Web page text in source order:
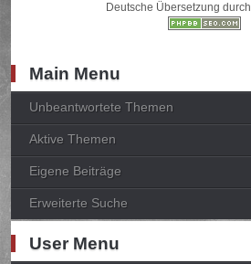
Deutsche Übersetzung durch
Main Menu
Unbeantwortete Themen
Aktive Themen
Eigene Beiträge
Erweiterte Suche
User Menu